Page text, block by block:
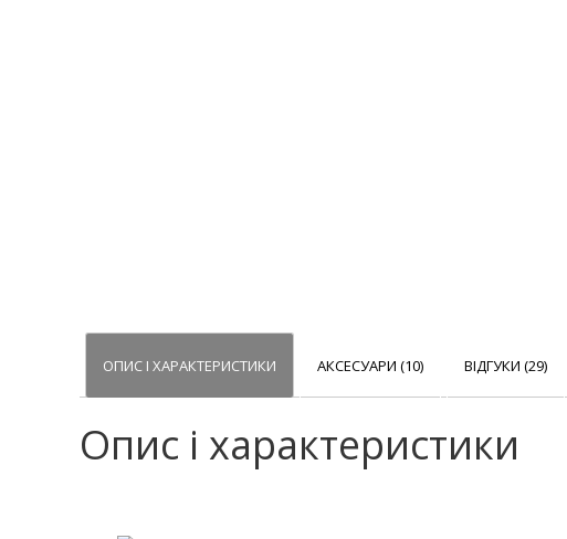
ОПИС І ХАРАКТЕРИСТИКИ АКСЕСУАРИ (10) ВІДГУКИ (29)
Опис і характеристики